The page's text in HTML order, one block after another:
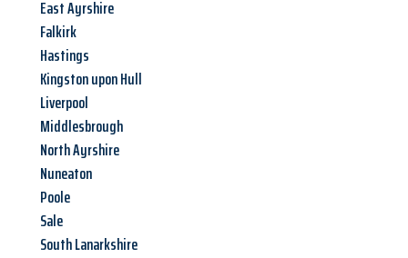
East Ayrshire
Falkirk
Hastings
Kingston upon Hull
Liverpool
Middlesbrough
North Ayrshire
Nuneaton
Poole
Sale
South Lanarkshire